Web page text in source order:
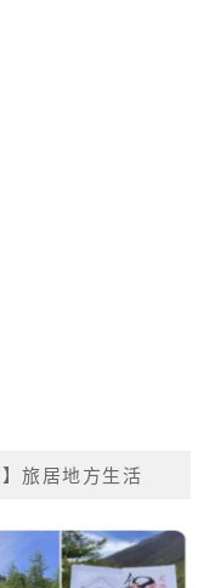
旅居地方生活